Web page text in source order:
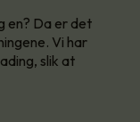
en? Da er det
Vi har
slik at